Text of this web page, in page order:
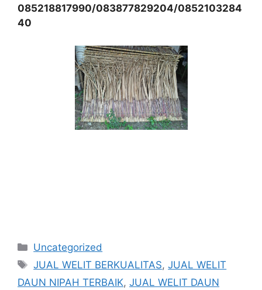
085218817990/083877829204/0852103284
40
Kategori
Uncategorized
Tag
JUAL WELIT BERKUALITAS,JUAL WELIT
DAUN NIPAH TERBAIK, JUAL WELIT DAUN